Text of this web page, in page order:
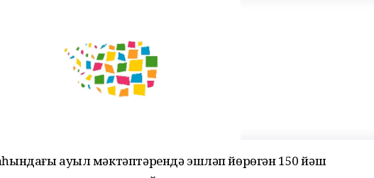
ауыл мәктәптәрендә эшләп йөрөгән 150 йәш